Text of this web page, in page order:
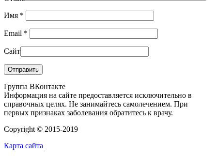
Имя *
Email *
Сайт
Группа ВКонтакте
Информация на сайте предоставляется исключительно в
справочных целях. Не занимайтесь самолечением. При
первых признаках заболевания обратитесь к врачу.
Copyright © 2015-2019
Карта сайта